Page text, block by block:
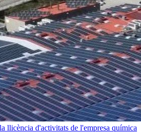
llicència d'activitats de l'empresa química